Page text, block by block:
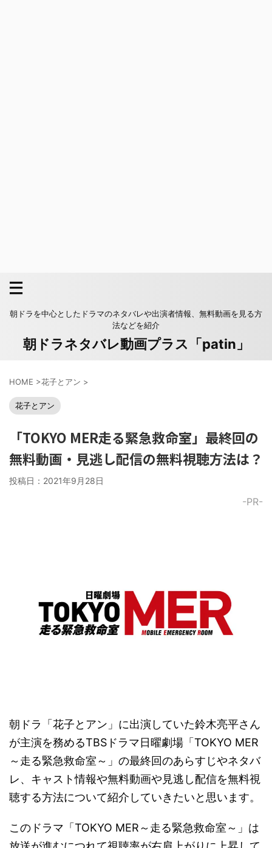
朝ドラを中心としたドラマのネタバレや出演者情報、無料動画を見る方
法などを紹介
朝ドラネタバレ動画プラス「patin」
HOME >花子とアン >
花子とアン
「TOKYO MER走る緊急救命室」最終回の
無料動画・見逃し配信の無料視聴方法は？
投稿日： 2021年9月28日
-PR-
朝ドラ「花子とアン」に出演していた鈴木亮平さん
が主演を務めるTBSドラマ日曜劇場「TOKYO MER
～走る緊急救命室～」の最終回のあらすじやネタバ
レ、キャスト情報や無料動画や見逃し配信を無料視
聴する方法について紹介していきたいと思います。
このドラマ「TOKYO MER～走る緊急救命室～」は